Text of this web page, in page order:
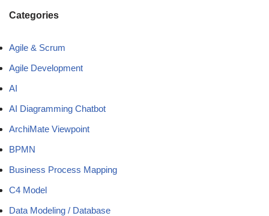
Categories
Agile & Scrum
Agile Development
AI
AI Diagramming Chatbot
ArchiMate Viewpoint
BPMN
Business Process Mapping
C4 Model
Data Modeling / Database